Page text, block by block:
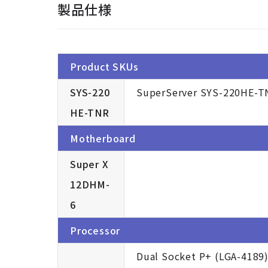
製品仕様
Product SKUs
SYS-220
HE-TNR
SuperServer SYS-220HE-
Motherboard
Super X
12DHM-
6
Processor
Dual Socket P+ (LGA-4189)